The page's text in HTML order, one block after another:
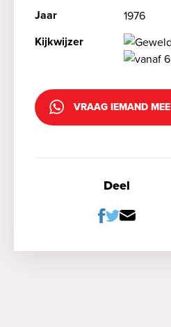
Jaar 1976
Kijkwijzer
VRAAG IEMAND MEE
Deel